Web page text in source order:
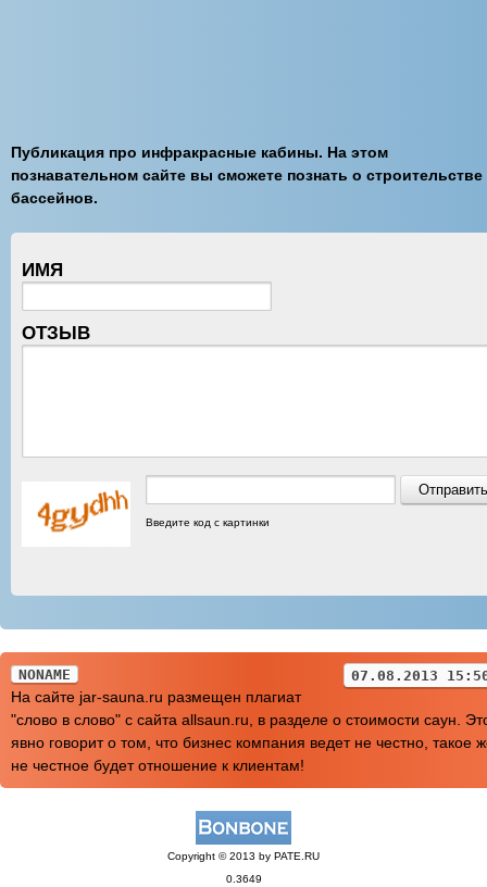
Публикация про инфракрасные кабины. На этом
познавательном сайте вы сможете познать о строительстве
бассейнов.
ИМЯ
ОТЗЫВ
Введите код с картинки
NONAME 07.08.2013
На сайте jar-sauna.ru размещен плагиат
"слово в слово" с сайта allsaun.ru, в разделе о стоимости саун.
явно говорит о том, что бизнес компания ведет не честно, такое
не честное будет отношение к клиентам!
Copyright © 2013 by PATE.RU
0.3649